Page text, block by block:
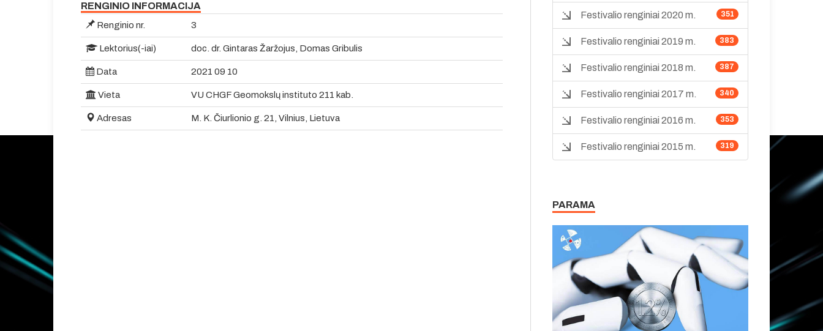
RENGINIO INFORMACIJA
Renginio nr. 3
Lektorius(-iai) doc. dr. Gintaras Žaržojus, Domas Gribulis
Data 2021 09 10
Vieta VU CHGF Geomokslų instituto 211 kab.
Adresas M. K. Čiurlionio g. 21, Vilnius, Lietuva
351
Festivalio renginiai 2020 m.
383
Festivalio renginiai 2019 m.
387
Festivalio renginiai 2018 m.
340
Festivalio renginiai 2017 m.
353
Festivalio renginiai 2016 m.
319
Festivalio renginiai 2015 m.
PARAMA